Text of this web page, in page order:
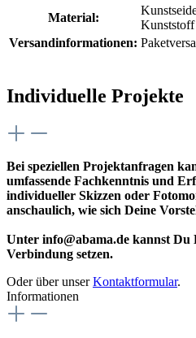
Material:
Kunststoff
Versandinformationen:
Individuelle Projekte
Bei speziellen Projektanfragen
umfassende Fachkenntnis und
individueller Skizzen oder
anschaulich, wie sich Deine
Unter info@abama.de kannst Du
Verbindung setzen.
Oder über unserKontaktformular.
Informationen